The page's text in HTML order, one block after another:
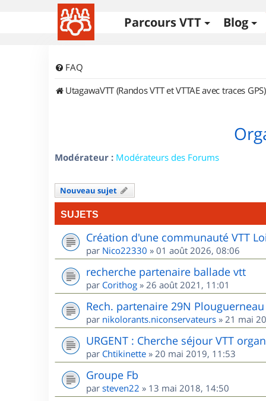
Parcours VTT Blog
FAQ
UtagawaVTT (Randos VTT et VTTAE avec traces GPS)
Modérateur : Modérateurs des Forums
Nouveau sujet
SUJETS
Création d'une communauté VTT
par Nico22330 » 01 août 2026, 08:06
recherche partenaire ballade vtt
par Corithog » 26 août 2021, 11:01
Rech. partenaire 29N
par nikolorants.niconservateurs » 21 mai
URGENT : Cherche séjour VTT
par Chtikinette » 20 mai 2019, 11:53
Groupe Fb
par steven22 » 13 mai 2018, 14:50